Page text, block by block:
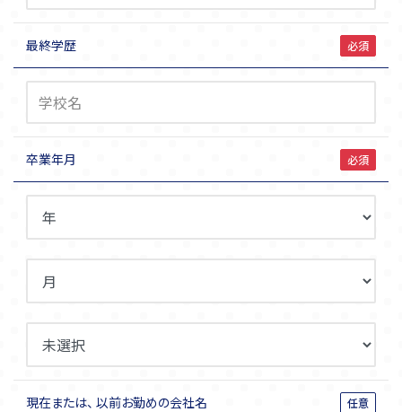
最終学歴 必須
卒業年月 必須
現在または、 以前お勤めの会社名 任意